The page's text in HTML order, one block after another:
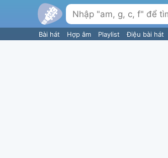
Bài hát Hợp âm Playlist Điệu bài hát